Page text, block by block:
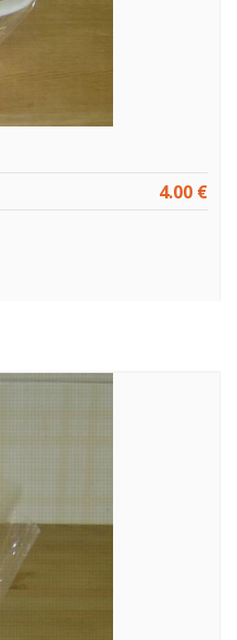
4.00 €